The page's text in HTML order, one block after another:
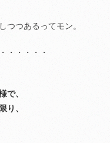
つつあるってモン。
・・・・・
で、
り、